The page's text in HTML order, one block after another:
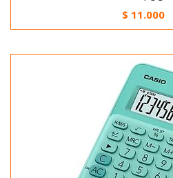
$ 11.000